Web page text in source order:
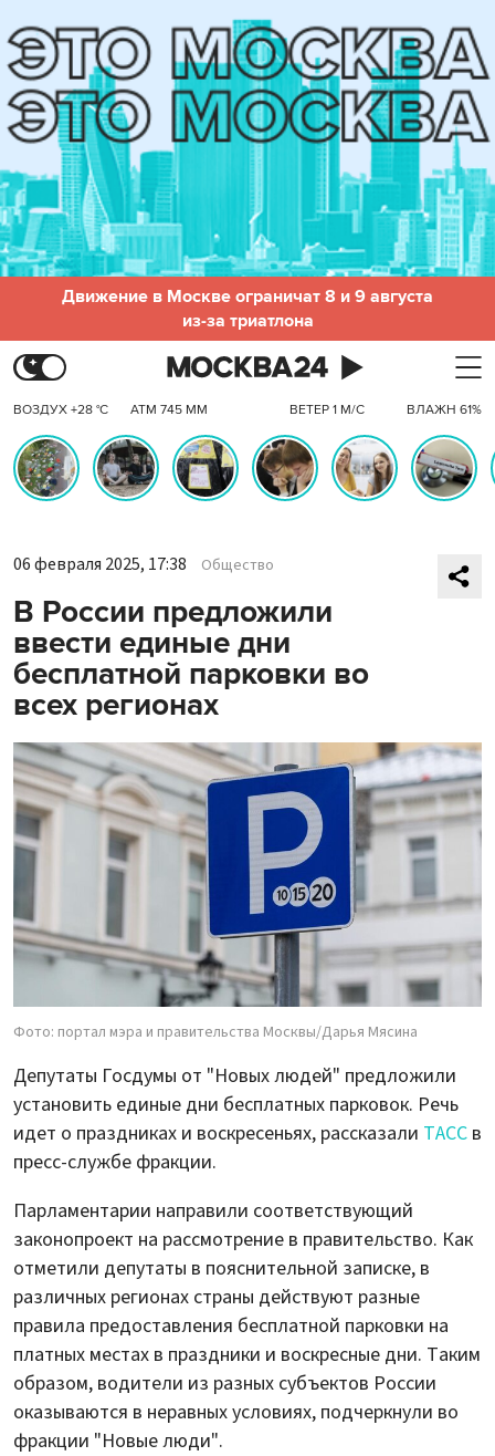
Движение в Москве ограничат 8 и 9 августа
из-за триатлона
ВОЗДУХ +28 °C АТМ 745 ММ ВЕТЕР 1 М/С ВЛАЖН 61%
06 февраля 2025, 17:38 Общество
В России предложили
ввести единые дни
бесплатной парковки во
всех регионах
Фото: портал мэра и правительства Москвы/Дарья Мясина
Депутаты Госдумы от "Новых людей" предложили
установить единые дни бесплатных парковок. Речь
идет о праздниках и воскресеньях, рассказали ТАСС в
пресс-службе фракции.
Парламентарии направили соответствующий
законопроект на рассмотрение в правительство. Как
отметили депутаты в пояснительной записке, в
различных регионах страны действуют разные
правила предоставления бесплатной парковки на
платных местах в праздники и воскресные дни. Таким
образом, водители из разных субъектов России
оказываются в неравных условиях, подчеркнули во
фракции "Новые люди".